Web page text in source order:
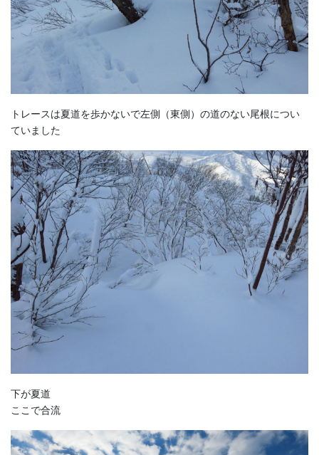
トレースは夏道を歩かないで左側（東側）の道のない尾根につい
ていました
下が夏道
ここで合流